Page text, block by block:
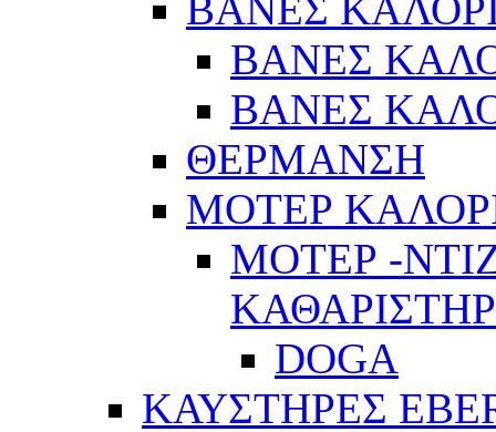
ΒΑΝΕΣ
ΒΑΝΕΣ
ΘΕΡΜΑΝΣΗ
ΜΟΤΕΡ
ΜΟΤΕΡ -
DOGA
ΚΑΥΣΤΗΡΕΣ